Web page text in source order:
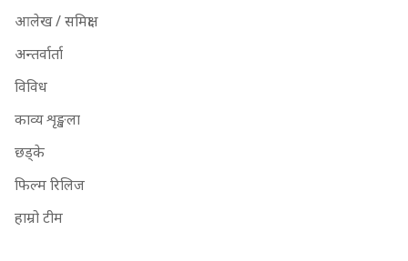
आलेख / समिक्षा
अन्तर्वार्ता
विविध
काव्य शृङ्खला
छड्के
फिल्म रिलिज
हाम्रो टीम